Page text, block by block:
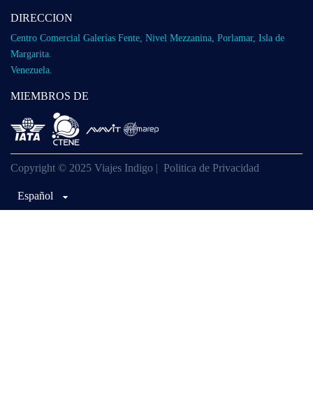
DIRECCION
Centro Comercial Galerías Fente, Nivel Mezzanina, Porlamar, Isla de
Margarita.
Venezuela.
MIEMBROS DE
Copyright © 2025 Viajes Indigo | Politica de Privacidad
Español